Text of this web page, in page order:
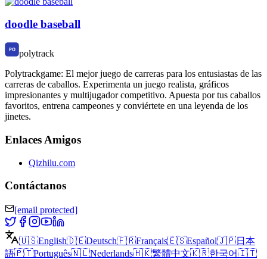
doodle baseball
polytrack
Polytrackgame: El mejor juego de carreras para los entusiastas de las
carreras de caballos. Experimenta un juego realista, gráficos
impresionantes y multijugador competitivo. Apuesta por tus caballos
favoritos, entrena campeones y conviértete en una leyenda de los
jinetes.
Enlaces Amigos
Qizhilu.com
Contáctanos
[email protected]
🇺🇸English🇩🇪Deutsch🇫🇷Français🇪🇸Español🇯🇵日本
語🇵🇹Português🇳🇱Nederlands🇭🇰繁體中文🇰🇷한국어🇮🇹